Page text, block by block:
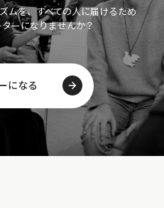
ムを、すべての人に届けるため
ーになりませんか？
になる